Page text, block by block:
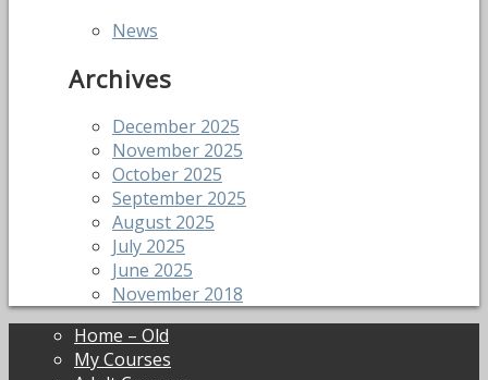
News
Archives
December 2025
November 2025
October 2025
September 2025
August 2025
July 2025
June 2025
November 2018
Home – Old
My Courses